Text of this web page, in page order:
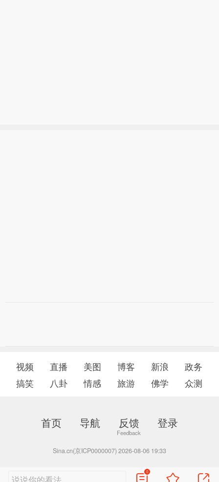
视频 直播 美图 博客 新浪
政务
搞笑
八卦 情感 旅游 佛学 众测
首页 导航 反馈 登录
Sina.cn(京ICP0000007) 2026-08-06 19:33
说说你的看法
0